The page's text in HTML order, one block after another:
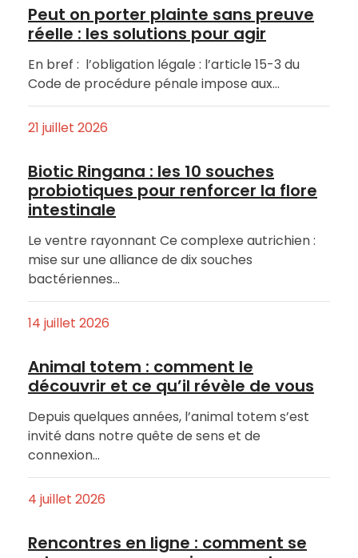
Peut on porter plainte sans preuve
réelle : les solutions pour agir
En bref : l’obligation légale : l’article 15-3 du
Code de procédure pénale impose aux…
21 juillet 2026
Biotic Ringana : les 10 souches
probiotiques pour renforcer la flore
intestinale
Le ventre rayonnant Ce complexe autrichien :
mise sur une alliance de dix souches
bactériennes…
14 juillet 2026
Animal totem : comment le
découvrir et ce qu’il révèle de vous
Depuis quelques années, l’animal totem s’est
invité dans notre quête de sens et de
connexion…
4 juillet 2026
Rencontres en ligne : comment se